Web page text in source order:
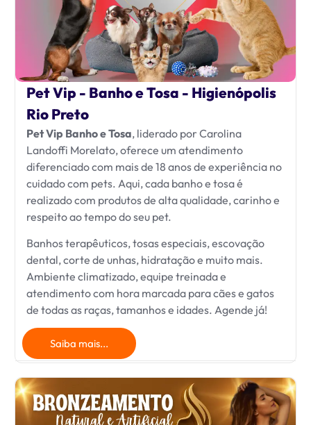
Pet Vip - Banho e Tosa - Higienópolis
Rio Preto
Pet Vip Banho e Tosa, liderado por Carolina
Landoffi Morelato, oferece um atendimento
diferenciado com mais de 18 anos de experiência no
cuidado com pets. Aqui, cada banho e tosa é
realizado com produtos de alta qualidade, carinho e
respeito ao tempo do seu pet.
Banhos terapêuticos, tosas especiais, escovação
dental, corte de unhas, hidratação e muito mais.
Ambiente climatizado, equipe treinada e
atendimento com hora marcada para cães e gatos
de todas as raças, tamanhos e idades. Agende já!
Saiba mais...